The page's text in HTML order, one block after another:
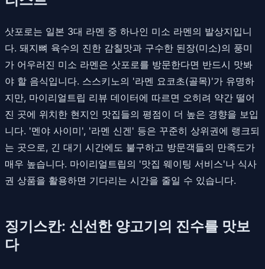
삿포로는 일본 3대 라멘 중 하나인 미소 라멘의 발상지입니
다. 돼지뼈 육수의 진한 감칠맛과 구수한 된장(미소)의 풍미
가 어우러진 미소 라멘은 삿포로를 방문한다면 반드시 맛봐
야 할 음식입니다. 스스키노의 '라멘 요코초(골목)'가 유명하
지만, 마이리얼트립 리뷰 데이터에 따르면 오히려 약간 떨어
진 곳에 위치한 현지인 맛집들의 평점이 더 높은 경향을 보입
니다. '멘야 사이미', '라멘 신겐' 등은 꾸준히 상위권에 랭크되
는 곳으로, 긴 대기 시간에도 불구하고 방문객들의 만족도가
매우 높습니다. 마이리얼트립의 '맛집 웨이팅 서비스'나 식사
권 상품을 활용하면 기다리는 시간을 줄일 수 있습니다.
징기스칸: 신선한 양고기의 진수를 맛보
다